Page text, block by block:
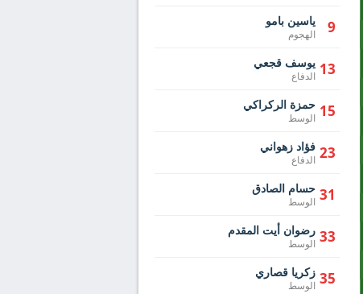
9 ياسين بامو
الهجوم
13 يوسف قجعي
الدفاع
15 حمزة الركراكي
الوسط
23 فؤاد زهواني
الدفاع
31 حسام الصادق
الوسط
33 رضوان أيت المقدم
الوسط
35 زكريا قصاري
الوسط